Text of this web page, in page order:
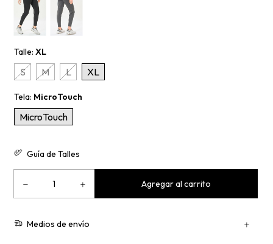
Talle: XL
S M L XL
Tela: MicroTouch
MicroTouch
Guía de Talles
Medios de envío